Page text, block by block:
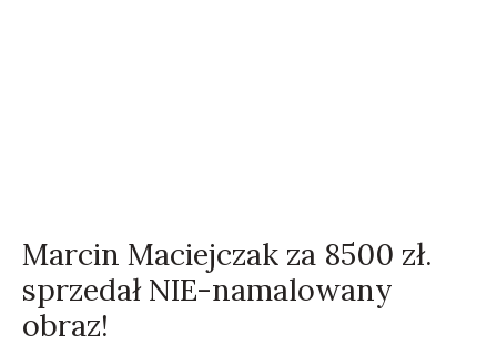
Marcin Maciejczak za 8500 zł.
sprzedał NIE-namalowany
obraz!